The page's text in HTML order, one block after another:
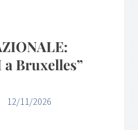
Bruxelles”
12/11/2026